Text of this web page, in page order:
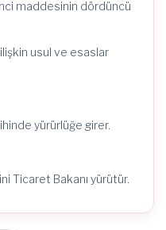
maddesinin dördüncü
usul ve esaslar
yürürlüğe girer.
Ticaret Bakanı yürütür.